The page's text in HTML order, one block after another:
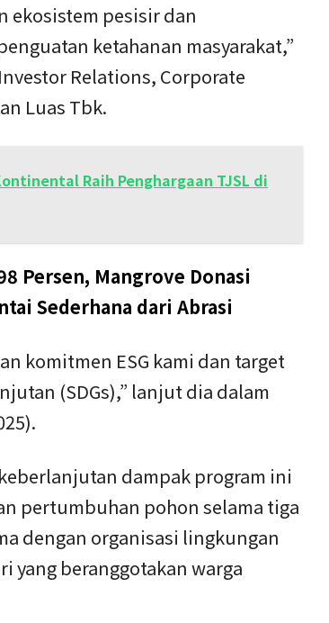
pesisir dan
ketahanan masyarakat,”
Relations, Corporate
Luas Tbk.
Raih Penghargaan TJSL di
Persen, Mangrove Donasi
Sederhana dari Abrasi
komitmen ESG kami dan target
(SDGs),” lanjut dia dalam
dampak program ini
pertumbuhan pohon selama tiga
dengan organisasi lingkungan
yang beranggotakan warga